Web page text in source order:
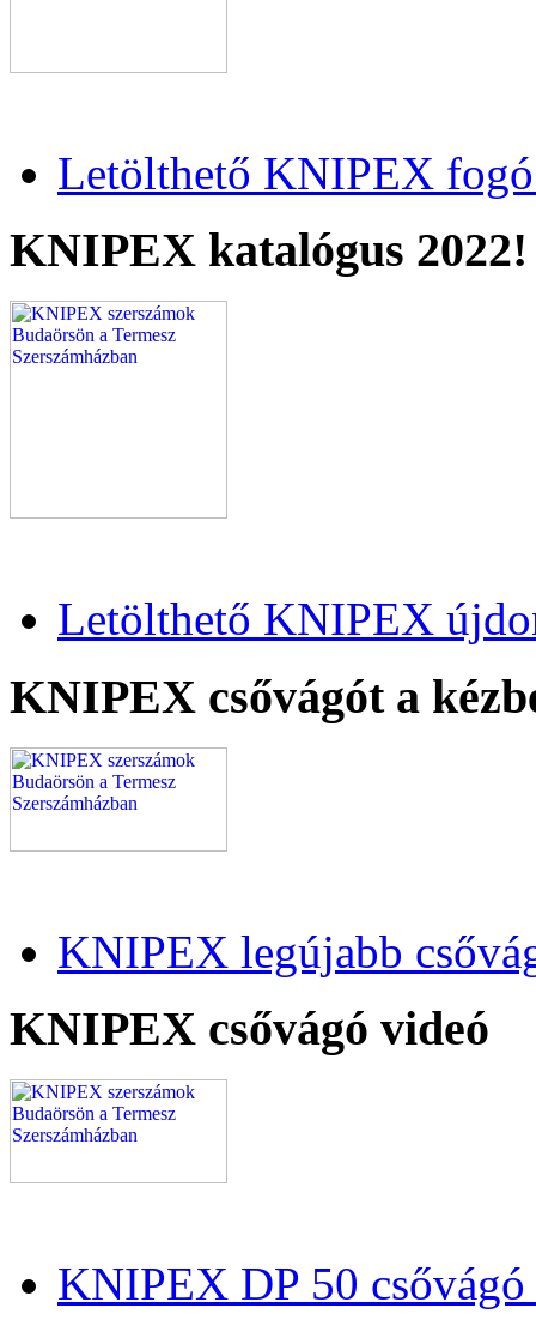
Letölthető KNIPEX fogó
KNIPEX katalógus 2022!
Letölthető KNIPEX
KNIPEX csővágót a
KNIPEX legújabb
KNIPEX csővágó videó
KNIPEX DP 50